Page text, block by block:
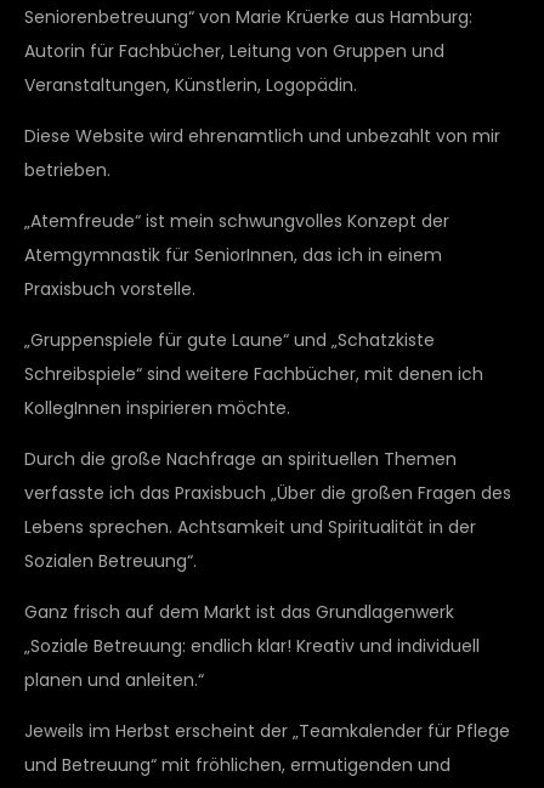
Seniorenbetreuung“ von Marie Krüerke aus Hamburg:
Autorin für Fachbücher, Leitung von Gruppen und
Veranstaltungen, Künstlerin, Logopädin.
Diese Website wird ehrenamtlich und unbezahlt von mir
betrieben.
„Atemfreude“ ist mein schwungvolles Konzept der
Atemgymnastik für SeniorInnen, das ich in einem
Praxisbuch vorstelle.
„Gruppenspiele für gute Laune“ und „Schatzkiste
Schreibspiele“ sind weitere Fachbücher, mit denen ich
KollegInnen inspirieren möchte.
Durch die große Nachfrage an spirituellen Themen
verfasste ich das Praxisbuch „Über die großen Fragen des
Lebens sprechen. Achtsamkeit und Spiritualität in der
Sozialen Betreuung“.
Ganz frisch auf dem Markt ist das Grundlagenwerk
„Soziale Betreuung: endlich klar! Kreativ und individuell
planen und anleiten.“
Jeweils im Herbst erscheint der „Teamkalender für Pflege
und Betreuung“ mit fröhlichen, ermutigenden und